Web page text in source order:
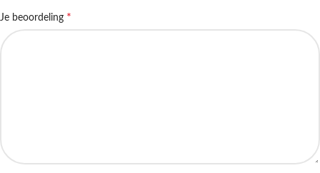
Je beoordeling *